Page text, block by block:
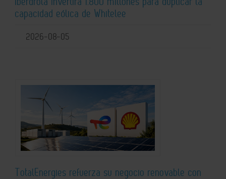
capacidad eólica de Whitelee
2026-08-05
TotalEnergies refuerza su negocio renovable con